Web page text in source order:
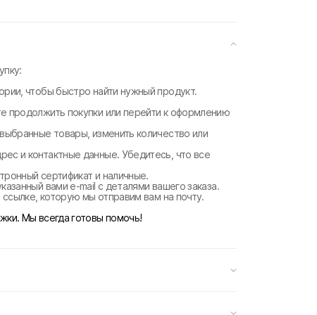
чтобы быстро найти нужный продукт.
продолжить покупки или перейти к оформлению
товары, изменить количество или
и контактные данные. Убедитесь, что все
сертификат и наличные.
вами e-mail с деталями вашего заказа.
которую мы отправим вам на почту.
Мы всегда готовы помочь!